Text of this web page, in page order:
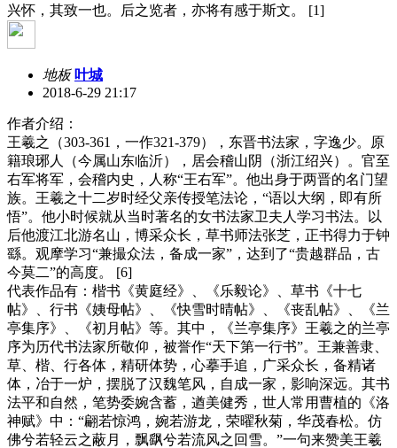
兴怀，其致一也。后之览者，亦将有感于斯文。 [1]
地板 叶城
2018-6-29 21:17
作者介绍：
王羲之（303-361，一作321-379），东晋书法家，字逸少。原
籍琅琊人（今属山东临沂），居会稽山阴（浙江绍兴）。官至
右军将军，会稽内史，人称“王右军”。他出身于两晋的名门望
族。王羲之十二岁时经父亲传授笔法论，“语以大纲，即有所
悟”。他小时候就从当时著名的女书法家卫夫人学习书法。以
后他渡江北游名山，博采众长，草书师法张芝，正书得力于钟
繇。观摩学习“兼撮众法，备成一家”，达到了“贵越群品，古
今莫二”的高度。 [6]
代表作品有：楷书《黄庭经》、《乐毅论》、草书《十七
帖》、行书《姨母帖》、《快雪时晴帖》、《丧乱帖》、《兰
亭集序》、《初月帖》等。其中，《兰亭集序》王羲之的兰亭
序为历代书法家所敬仰，被誉作“天下第一行书”。王兼善隶、
草、楷、行各体，精研体势，心摹手追，广采众长，备精诸
体，冶于一炉，摆脱了汉魏笔风，自成一家，影响深远。其书
法平和自然，笔势委婉含蓄，遒美健秀，世人常用曹植的《洛
神赋》中：“翩若惊鸿，婉若游龙，荣曜秋菊，华茂春松。仿
佛兮若轻云之蔽月，飘飖兮若流风之回雪。”一句来赞美王羲